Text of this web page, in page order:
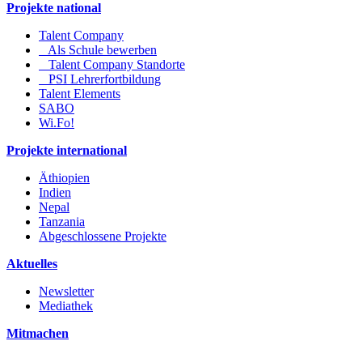
Projekte national
Talent Company
Als Schule bewerben
Talent Company Standorte
PSI Lehrerfortbildung
Talent Elements
SABO
Wi.Fo!
Projekte international
Äthiopien
Indien
Nepal
Tanzania
Abgeschlossene Projekte
Aktuelles
Newsletter
Mediathek
Mitmachen